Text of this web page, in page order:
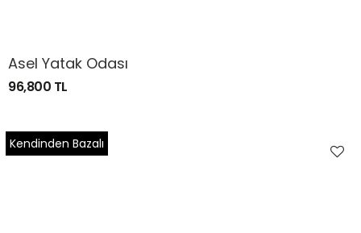
Asel Yatak Odası
96,800 TL
Kendinden Bazalı